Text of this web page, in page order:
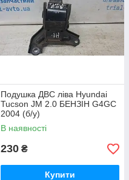
Подушка ДВС ліва Hyundai
Tucson JM 2.0 БЕНЗІН G4GC
2004 (б/у)
В наявності
230 ₴
Купити